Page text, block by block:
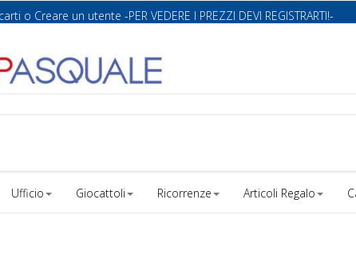
o Creare un utente -PER VEDERE I PREZZI DEVI REGISTRARTI!-
Ufficio Giocattoli Ricorrenze Articoli Regalo